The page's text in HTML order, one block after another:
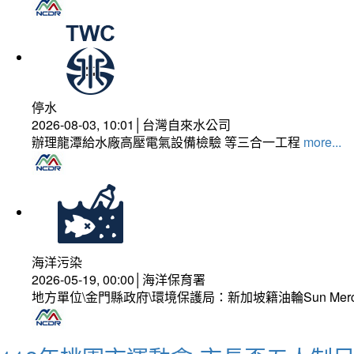
停水
2026-08-03, 10:01│台灣自來水公司
辦理龍潭給水廠高壓電氣設備檢驗 等三合一工程 more...
海洋污染
2026-05-19, 00:00│海洋保育署
地方單位\金門縣政府\環境保護局：新加坡籍油輪Sun